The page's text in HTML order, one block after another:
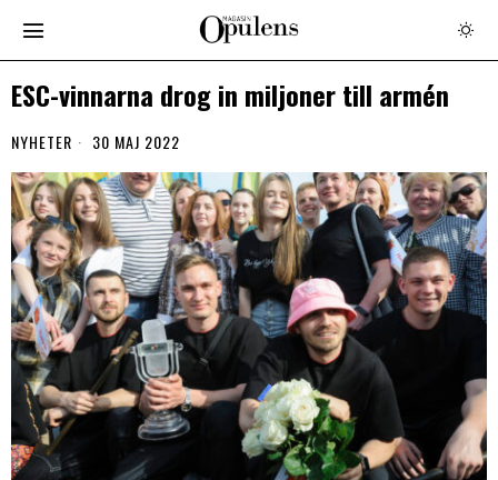
ESC-vinnarna drog in miljoner till armén
NYHETER 30 MAJ 2022